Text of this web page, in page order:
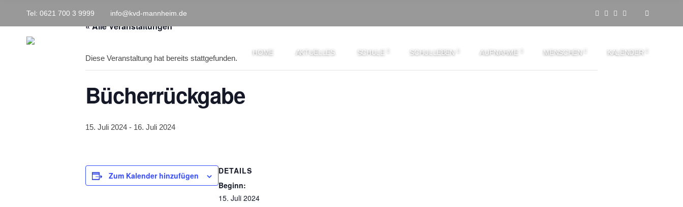
Tel: 0621 700 3 9999 info@kvd-mannheim.de
HOME
AKTUELLES SCHULE SCHULLEBEN AUFNAHME MENSCHEN KALENDER
« Alle Veranstaltungen
Diese Veranstaltung hat bereits stattgefunden.
Bücherrückgabe
15. Juli 2024 - 16. Juli 2024
Zum Kalender hinzufügen
DETAILS
Beginn:
15. Juli 2024